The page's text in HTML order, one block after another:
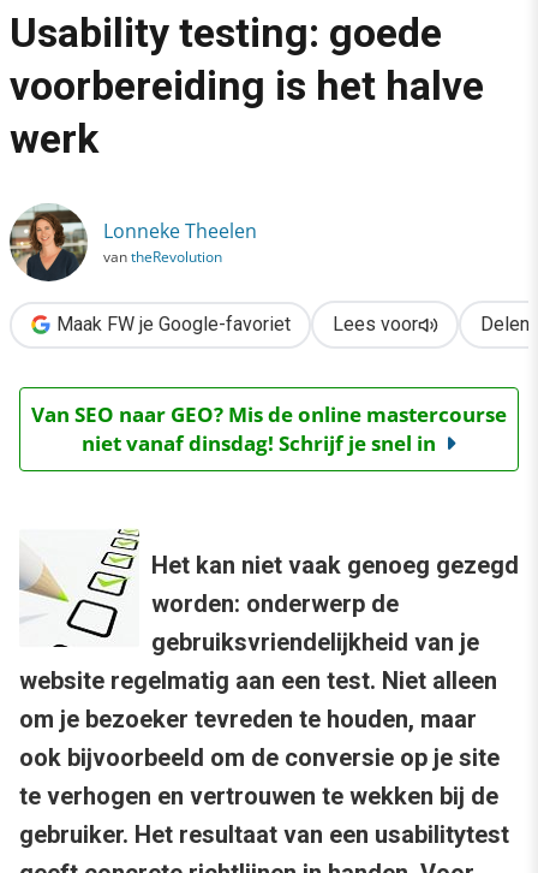
Klantcontact & CX
›
Usability testing: goede voorbereiding is het halve werk
Usability testing: goede
voorbereiding is het halve
werk
Lonneke Theelen
vantheRevolution
Maak FW je Google-favoriet Lees voor Delen
Van SEO naar GEO? Mis de online mastercourse
niet vanaf dinsdag! Schrijf je snel in
Het kan niet vaak genoeg gezegd
worden: onderwerp de
gebruiksvriendelijkheid van je
website regelmatig aan een test. Niet alleen
om je bezoeker tevreden te houden, maar
ook bijvoorbeeld om de conversie op je site
te verhogen en vertrouwen te wekken bij de
gebruiker. Het resultaat van een usabilitytest